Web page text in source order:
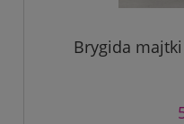
Brygida